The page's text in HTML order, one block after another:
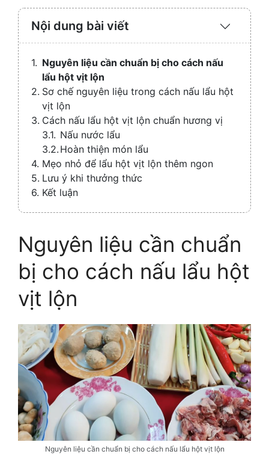
Nội dung bài viết
Expand
Nguyên liệu cần chuẩn bị cho cách nấu
lẩu hột vịt lộn
Sơ chế nguyên liệu trong cách nấu lẩu hột
vịt lộn
Cách nấu lẩu hột vịt lộn chuẩn hương vị
Nấu nước lẩu
Hoàn thiện món lẩu
Mẹo nhỏ để lẩu hột vịt lộn thêm ngon
Lưu ý khi thưởng thức
Kết luận
Nguyên liệu cần chuẩn
bị cho cách nấu lẩu hột
vịt lộn
Nguyên liệu cần chuẩn bị cho cách nấu lẩu hột vịt lộn